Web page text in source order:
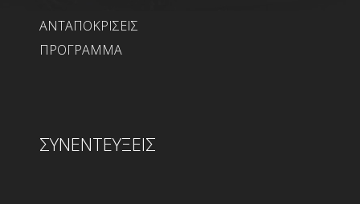
ΑΝΤΑΠΟΚΡΙΣΕΙΣ
ΠΡΟΓΡΑΜΜΑ
ΣΥΝΕΝΤΕΥΞΕΙΣ